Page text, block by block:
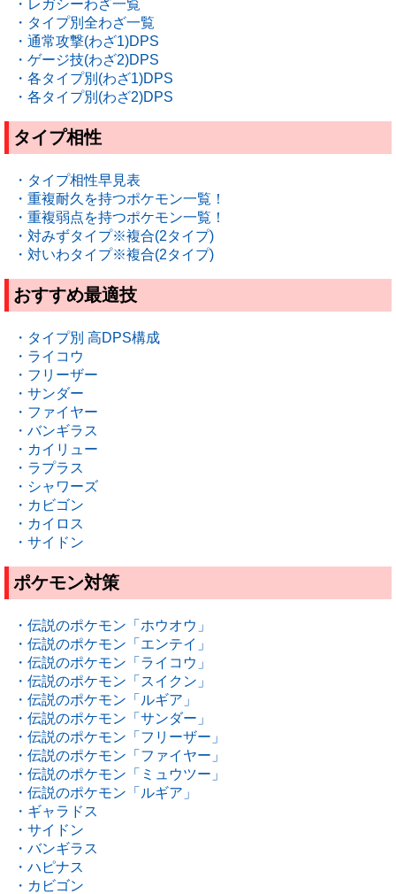
・レガシーわざ一覧
・タイプ別全わざ一覧
・通常攻撃(わざ1)DPS
・ゲージ技(わざ2)DPS
・各タイプ別(わざ1)DPS
・各タイプ別(わざ2)DPS
タイプ相性
・タイプ相性早見表
・重複耐久を持つポケモン一覧！
・重複弱点を持つポケモン一覧！
・対みずタイプ※複合(2タイプ)
・対いわタイプ※複合(2タイプ)
おすすめ最適技
・タイプ別 高DPS構成
・ライコウ
・フリーザー
・サンダー
・ファイヤー
・バンギラス
・カイリュー
・ラプラス
・シャワーズ
・カビゴン
・カイロス
・サイドン
ポケモン対策
・伝説のポケモン「ホウオウ」
・伝説のポケモン「エンテイ」
・伝説のポケモン「ライコウ」
・伝説のポケモン「スイクン」
・伝説のポケモン「ルギア」
・伝説のポケモン「サンダー」
・伝説のポケモン「フリーザー」
・伝説のポケモン「ファイヤー」
・伝説のポケモン「ミュウツー」
・伝説のポケモン「ルギア」
・ギャラドス
・サイドン
・バンギラス
・ハピナス
・カビゴン